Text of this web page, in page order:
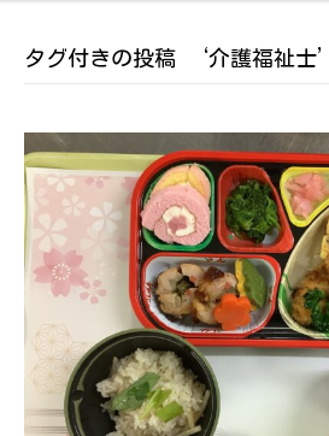
タグ付きの投稿 ‘介護福祉士’